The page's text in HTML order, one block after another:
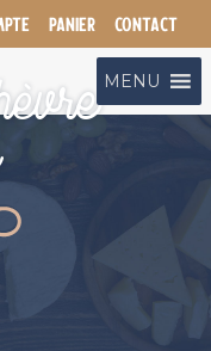
PANIER CONTACT
MENU